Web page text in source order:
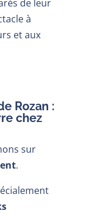
de leur
à
et aux
Rozan :
chez
sur
.